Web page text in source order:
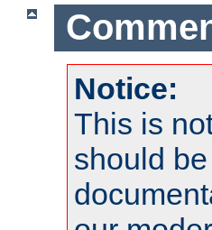
Notice:
This is
should